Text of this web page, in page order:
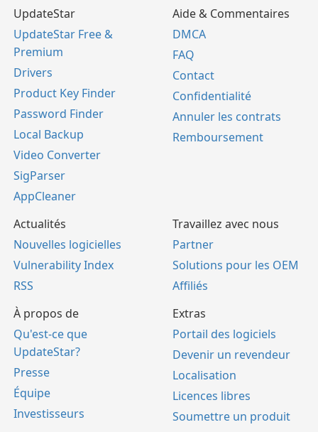
UpdateStar
UpdateStar Free &
Premium
Drivers
Product Key Finder
Password Finder
Local Backup
Video Converter
SigParser
AppCleaner
Aide & Commentaires
DMCA
FAQ
Contact
Confidentialité
Annuler les contrats
Remboursement
Actualités
Nouvelles logicielles
Vulnerability Index
RSS
Travaillez avec nous
Partner
Solutions pour les OEM
Affiliés
À propos de
Qu'est-ce que
UpdateStar?
Presse
Équipe
Investisseurs
Extras
Portail des logiciels
Devenir un revendeur
Localisation
Licences libres
Soumettre un produit